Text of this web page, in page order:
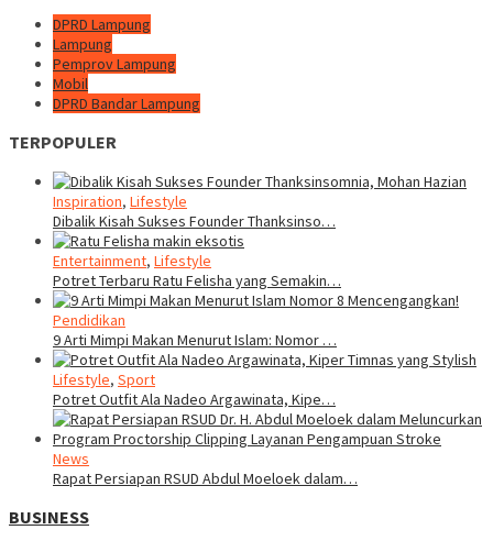
DPRD Lampung
Lampung
Pemprov Lampung
Mobil
DPRD Bandar Lampung
TERPOPULER
Inspiration, Lifestyle
Dibalik Kisah Sukses Founder Thanksinso…
Entertainment, Lifestyle
Potret Terbaru Ratu Felisha yang Semakin…
Pendidikan
9 Arti Mimpi Makan Menurut Islam: Nomor …
Lifestyle, Sport
Potret Outfit Ala Nadeo Argawinata, Kipe…
News
Rapat Persiapan RSUD Abdul Moeloek dalam…
BUSINESS